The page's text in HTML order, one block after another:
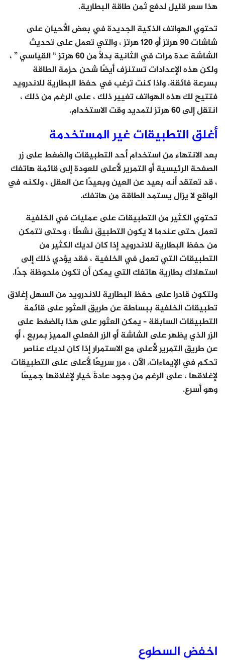
هذا سعر قليل لدفع ثمن طاقة البطارية.
تحتوي الهواتف الذكية الجديدة في بعض الأحيان على
شاشات 90 هرتز أو 120 هرتز ، والتي تعمل على تحديث
الشاشة عدة مرات في الثانية بدلاً من 60 هرتز “ القياسي ” ،
ولكن هذه الإعدادات تستنزف أيضًا شحن حزمة الطاقة
بسرعة فائقة. واذا كنت ترغب في حفظ البطارية للاندرويد
فتتيح لك هذه الهواتف تغيير ذلك ، على الرغم من ذلك ،
انتقل إلى 60 هرتز لتمديد وقت الاستخدام.
أغلق التطبيقات غير المستخدمة
بعد الانتهاء من استخدام أحد التطبيقات والضغط على زر
الصفحة الرئيسية أو التمرير لأعلى للعودة إلى قائمة هاتفك
، قد تعتقد أنه بعيد عن العين وبعيدًا عن العقل ، ولكنه في
الواقع لا يزال يستمد الطاقة من هاتفك.
تحتوي الكثير من التطبيقات على عمليات في الخلفية
تعمل حتى عندما لا يكون التطبيق نشطًا ، وحتى تتمكن
من حفظ البطارية للاندرويد إذا كان لديك الكثير من
التطبيقات التي تعمل في الخلفية ، فقد يؤدي ذلك إلى
استهلاك بطارية هاتفك التي يمكن أن تكون ملحوظة جدًا.
ولتكون قادرا على حفظ البطارية للاندرويد من السهل إغلاق
تطبيقات الخلفية ببساطة عن طريق العثور على قائمة
التطبيقات السابقة – يمكن العثور على هذا بالضغط على
الزر الذي يظهر على الشاشة أو الزر الفعلي المميز بمربع ، أو
عن طريق التمرير لأعلى مع الاستمرار إذا كان لديك عناصر
تحكم في الإيماءات. الآن ، مرر سريعًا لأعلى على التطبيقات
لإغلاقها ، على الرغم من وجود عادةً خيار لإغلاقها جميعًا
وهو أسرع.
اخفض السطوع